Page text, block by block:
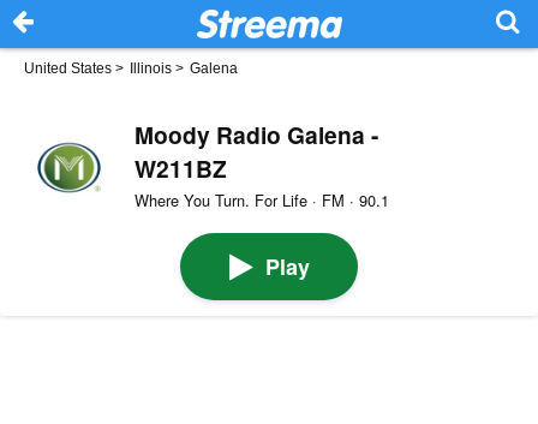
United States > Illinois > Galena
Moody Radio Galena -
W211BZ
Where You Turn. For Life · FM · 90.1
Play